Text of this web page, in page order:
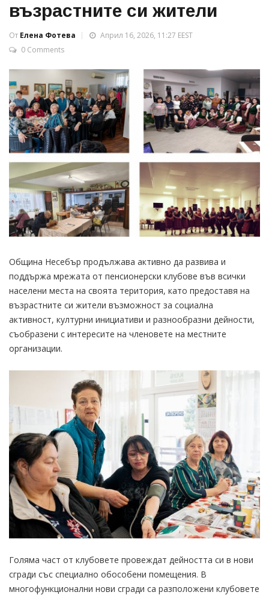
възрастните си жители
От Елена Фотева
Април 16, 2026, 11:27 EEST
0 Comments
Община Несебър продължава активно да развива и
поддържа мрежата от пенсионерски клубове във всички
населени места на своята територия, като предоставя на
възрастните си жители възможност за социална
активност, културни инициативи и разнообразни дейности,
съобразени с интересите на членовете на местните
организации.
Голяма част от клубовете провеждат дейността си в нови
сгради със специално обособени помещения. В
многофункционални нови сгради са разположени клубовете